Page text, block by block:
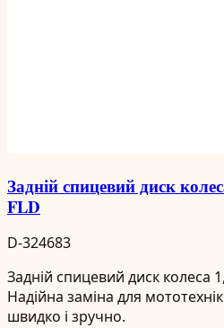
Задній спицевий диск
FLD
D-324683
Задній спицевий диск колеса
Надійна заміна для
швидко і зручно.